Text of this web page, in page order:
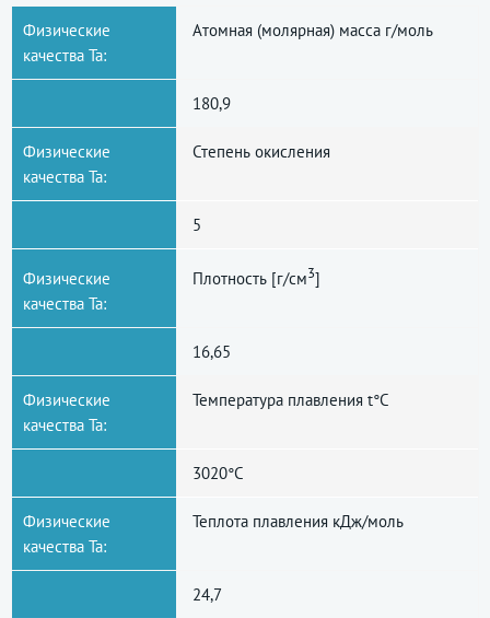
Физические
качества Ta:
Атомная (молярная) масса г/моль
180,9
Физические
качества Ta:
Степень окисления
5
Физические
качества Ta:
Плотность [г/cм3]
16,65
Физические
качества Ta:
Температура плавления t°С
3020°С
Физические
качества Ta:
Теплота плавления кДж/моль
24,7